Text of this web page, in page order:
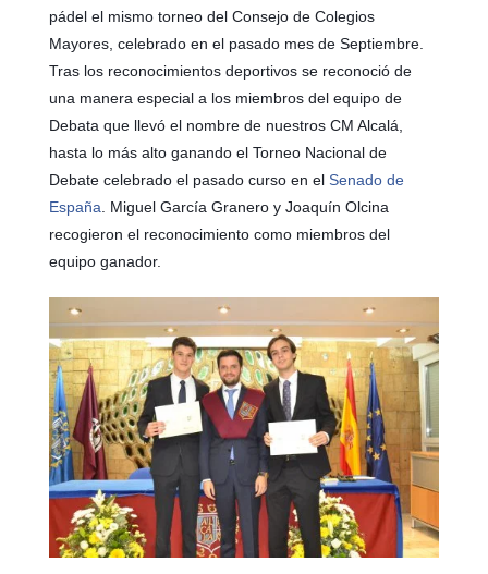
pádel el mismo torneo del Consejo de Colegios
Mayores, celebrado en el pasado mes de Septiembre.
Tras los reconocimientos deportivos se reconoció de
una manera especial a los miembros del equipo de
Debata que llevó el nombre de nuestros CM Alcalá,
hasta lo más alto ganando el Torneo Nacional de
Debate celebrado el pasado curso en el Senado de
España . Miguel García Granero y Joaquín Olcina
recogieron el reconocimiento como miembros del
equipo ganador.